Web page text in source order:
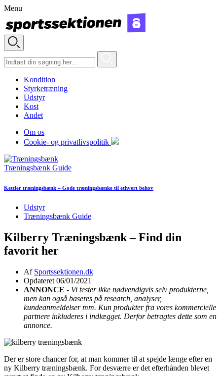
Menu
Kondition
Styrketræning
Udstyr
Kost
Andet
Om os
Cookie- og privatlivspolitik
Træningsbænk Guide
Kettler træningsbænk – Gode træningsbænke til ethvert behov
Udstyr
Træningsbænk Guide
Kilberry Træningsbænk – Find din
favorit her
Af Sportssektionen.dk
Opdateret 06/01/2021
ANNONCE - Vi tester ikke nødvendigvis selv produkterne,
men kan også baseres på research, analyser,
kundeanmeldelser mm. Kun produkter fra vores kommercielle
partnere inkluderes i indlægget. Derfor betragtes dette som en
annonce.
Der er store chancer for, at man kommer til at spejde længe efter en
ny Kilberry træningsbænk. For desværre er det efterhånden blevet